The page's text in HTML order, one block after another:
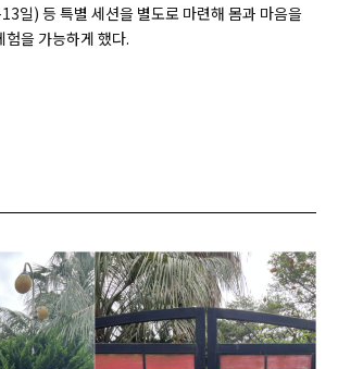
일) 등 특별 세션을 별도로 마련해 몸과 마음을
을 가능하게 했다.